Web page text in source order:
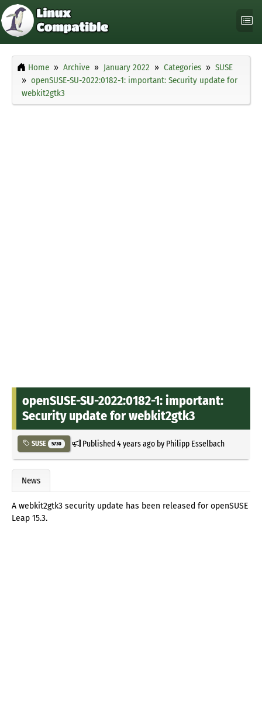
Home Archive January 2022 Categories
SUSE
openSUSE-SU-2022:0182-1: important: Security update for
webkit2gtk3
openSUSE-SU-2022:0182-1: important:
Security update for webkit2gtk3
SUSE 5730 Published4 years agoby Philipp Esselbach
News
A webkit2gtk3 security update has been released for openSUSE
Leap 15.3.